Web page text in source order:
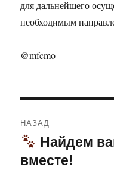
для дальнейшего
необходимым
@mfcmo
по
записям
НАЗАД
Предыдущая
запись:
Найдем
вместе!